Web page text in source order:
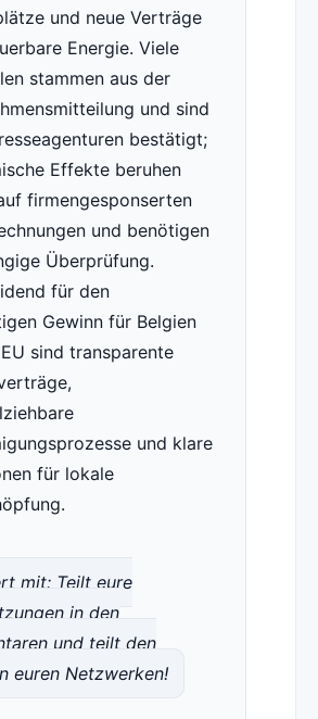
und neue Verträge
Energie. Viele
stammen aus der
und sind
bestätigt;
Effekte beruhen
firmengesponserten
und benötigen
Überprüfung.
für den
Gewinn für Belgien
sind transparente
und klare
für lokale
mit: Teilt eure
in den
und teilt den
euren Netzwerken!